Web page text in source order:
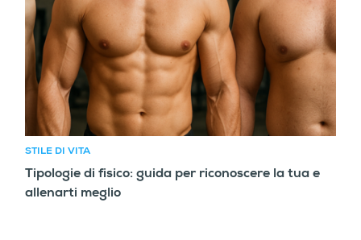
STILE DI VITA
Tipologie di fisico: guida per riconoscere la tua e
allenarti meglio